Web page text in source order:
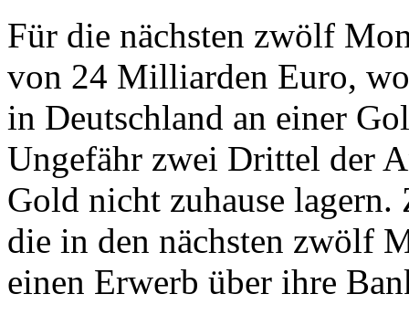
Für die nächsten zwölf
von 24 Milliarden Euro,
in Deutschland an einer
Ungefähr zwei Drittel der
Gold nicht zuhause
die in den nächsten zwölf
einen Erwerb über ihre